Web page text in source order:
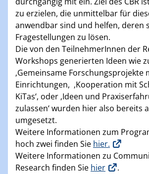
zu erzielen, die unmittelbar für
anwendbar sind und helfen, deren
Fragestellungen zu lösen.
Die von den TeilnehmerInnen der
Workshops generierten Ideen wie
‚Gemeinsame Forschungsprojekte
Einrichtungen, ‚Kooperation mit
KiTas‘, oder ‚Ideen und
zulassen‘ wurden hier also bereits
umgesetzt.
Weitere Informationen zum
hoch zwei finden Sie hier.
Weitere Informationen zu
Research finden Sie hier
.